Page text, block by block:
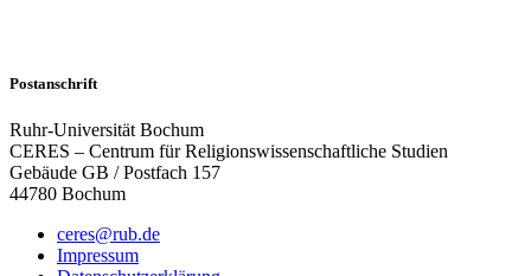
Postanschrift
Ruhr-Universität Bochum
CERES – Centrum für Religionswissenschaftliche Studien
Gebäude GB / Postfach 157
44780 Bochum
ceres@rub.de
Impressum